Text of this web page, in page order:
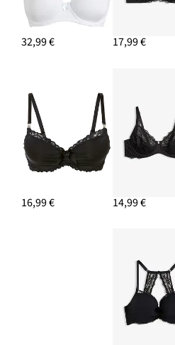
32,99 € 17,99 €
16,99 € 14,99 €